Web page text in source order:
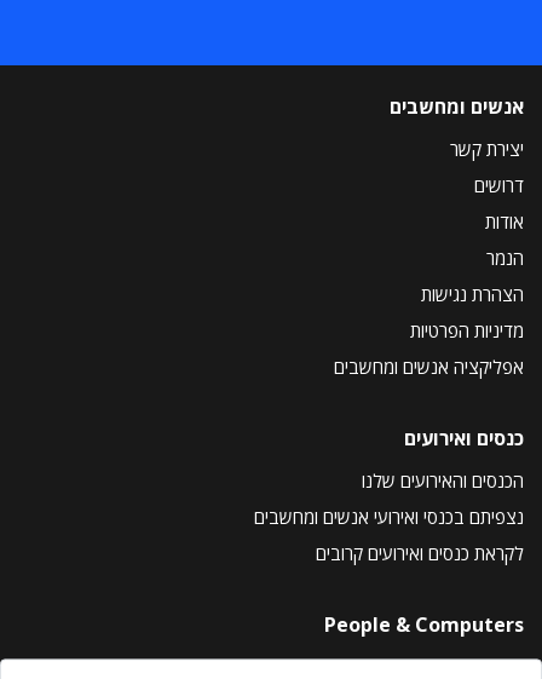
אנשים ומחשבים
יצירת קשר
דרושים
אודות
הנמר
הצהרת נגישות
מדיניות הפרטיות
אפליקציה אנשים ומחשבים
כנסים ואירועים
הכנסים והאירועים שלנו
נצפיתם בכנסי ואירועי אנשים ומחשבים
לקראת כנסים ואירועים קרובים
People & Computers
About Us